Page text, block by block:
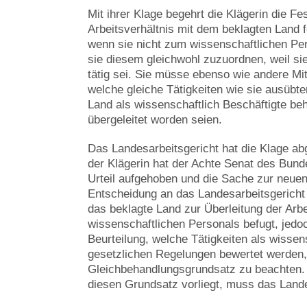
Mit ihrer Klage begehrt die Klägerin die
Arbeitsverhältnis mit dem beklagten Land
wenn sie nicht zum wissenschaftlichen
sie diesem gleichwohl zuzuordnen, weil
tätig sei. Sie müsse ebenso wie andere
welche gleiche Tätigkeiten wie sie
Land als wissenschaftlich Beschäftigte
übergeleitet worden seien.
Das Landesarbeitsgericht hat die Klage
der Klägerin hat der Achte Senat des
Urteil aufgehoben und die Sache zur
Entscheidung an das
das beklagte Land zur Überleitung der
wissenschaftlichen Personals befugt,
Beurteilung, welche Tätigkeiten als
gesetzlichen Regelungen bewertet
Gleichbehandlungsgrundsatz zu
diesen Grundsatz vorliegt, muss das